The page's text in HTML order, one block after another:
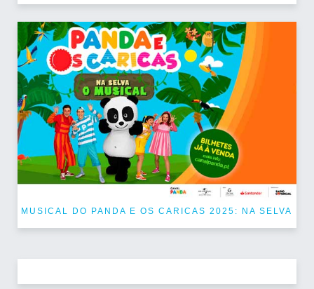
MUSICAL DO PANDA E OS CARICAS 2025: NA SELVA